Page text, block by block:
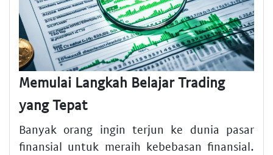
Memulai Langkah Belajar Trading
yang Tepat
Banyak orang ingin terjun ke dunia pasar
finansial untuk meraih kebebasan finansial.